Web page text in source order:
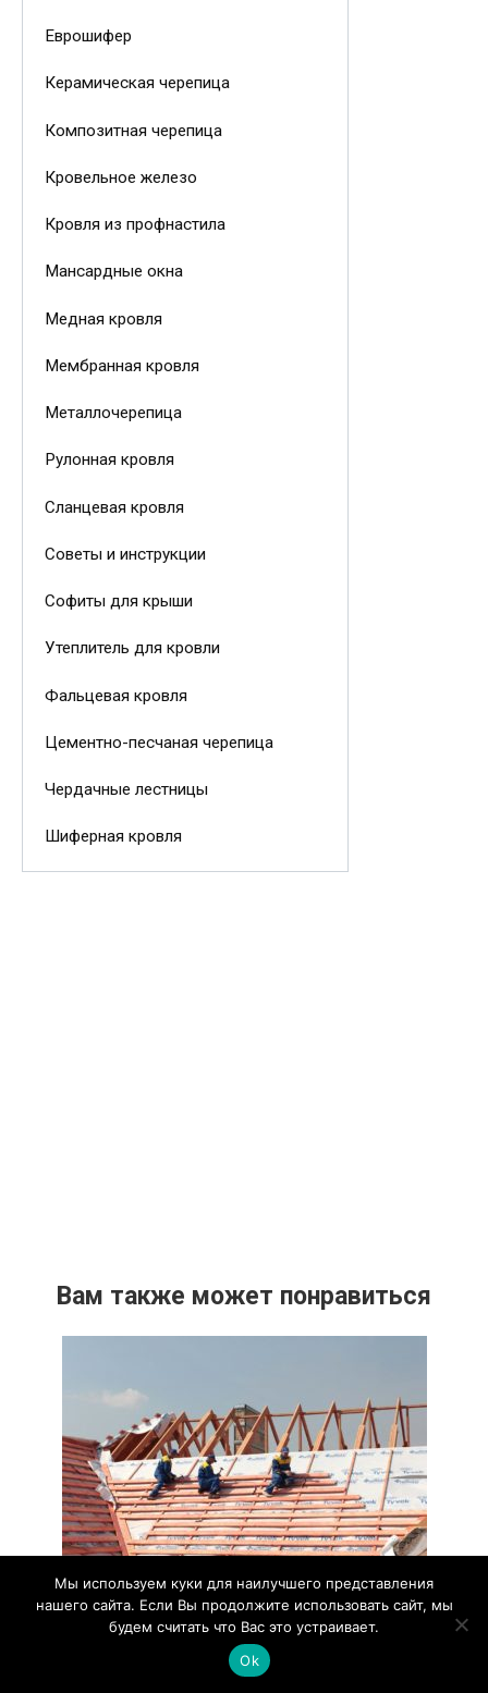
Еврошифер
Керамическая черепица
Композитная черепица
Кровельное железо
Кровля из профнастила
Мансардные окна
Медная кровля
Мембранная кровля
Металлочерепица
Рулонная кровля
Сланцевая кровля
Советы и инструкции
Софиты для крыши
Утеплитель для кровли
Фальцевая кровля
Цементно-песчаная черепица
Чердачные лестницы
Шиферная кровля
Вам также может понравиться
Как правильно укладывать обрешетку
под черепицу
Обрешетка под черепицу — это важный этап при
Мы используем куки для наилучшего представления
нашего сайта. Если Вы продолжите использовать сайт, мы
будем считать что Вас это устраивает.
Ok